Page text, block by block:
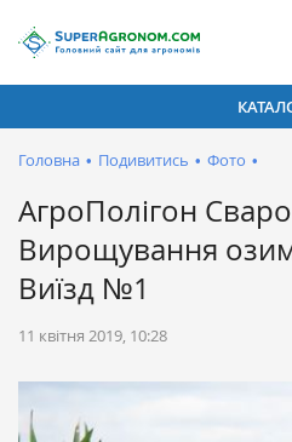
Головна • Подивитись • Фото •
АгроПолігон
Вирощування
Виїзд №1
11 квітня 2019, 10:28